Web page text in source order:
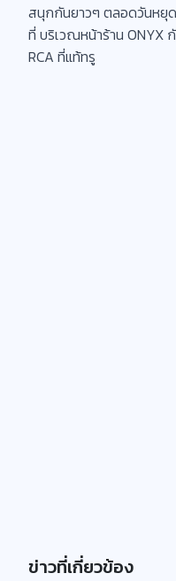
สนุกกันยาวๆ ตลอดวันหยุด
ที่ บริเวณหน้าร้าน ONYX
RCA ที่แท้ทรู
ข่าวที่เกี่ยวข้อง